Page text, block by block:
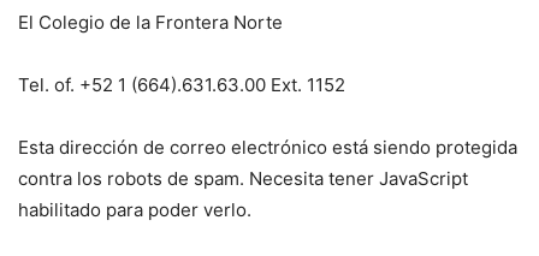
El Colegio de la Frontera Norte
Tel. of. +52 1 (664).631.63.00 Ext. 1152
Esta dirección de correo electrónico está siendo protegida
contra los robots de spam. Necesita tener JavaScript
habilitado para poder verlo.